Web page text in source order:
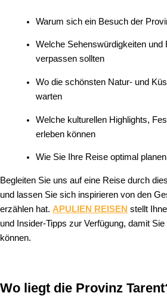
Warum sich ein Besuch der
Welche Sehenswürdigkeiten und
verpassen sollten
Wo die schönsten Natur‑ und
warten
Welche kulturellen Highlights,
erleben können
Wie Sie Ihre Reise optimal
Begleiten Sie uns auf eine Reise durch
und lassen Sie sich inspirieren von den
erzählen hat. APULIEN REISEN stellt
und Insider‑Tipps zur Verfügung, damit
können.
Wo liegt die Provinz